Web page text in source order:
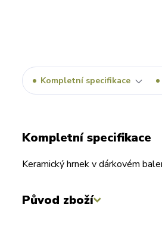
Kompletní specifikace
Kompletní specifikace
Keramický hrnek v dárkovém
Původ zboží